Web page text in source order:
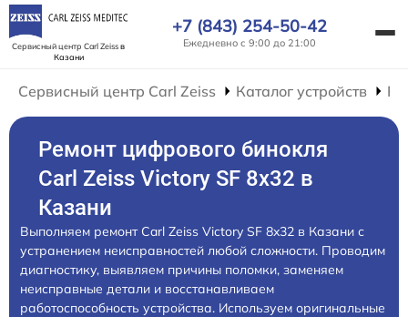
Сервисный центр Carl Zeissв
Казани
+7 (843) 254-50-42
Ежедневно с 9:00 до 21:00
Сервисный центр Carl Zeiss Каталог устройств
Ремонт цифрового бинокля
Carl Zeiss Victory SF 8x32 в
Казани
Выполняем ремонт Carl Zeiss Victory SF 8x32 в Казани с
устранением неисправностей любой сложности. Проводим
диагностику, выявляем причины поломки, заменяем
неисправные детали и восстанавливаем
работоспособность устройства. Используем оригинальные